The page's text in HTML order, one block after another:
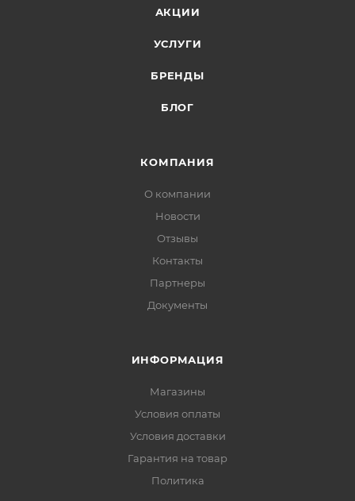
АКЦИИ
УСЛУГИ
БРЕНДЫ
БЛОГ
КОМПАНИЯ
О компании
Новости
Отзывы
Контакты
Партнеры
Документы
ИНФОРМАЦИЯ
Магазины
Условия оплаты
Условия доставки
Гарантия на товар
Политика